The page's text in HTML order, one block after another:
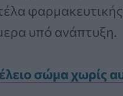
υπό ανάπτυξη.
σώμα χωρίς